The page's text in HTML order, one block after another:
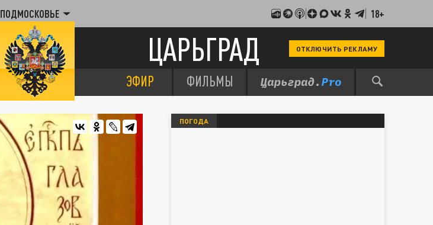
ПОДМОСКОВЬЕ 18+
ЦАРЬГРАД ОТКЛЮЧИТЬ РЕКЛАМУ
ЭФИР ФИЛЬМЫ
ПОГОДА